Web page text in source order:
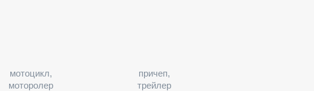
мотоцикл,
моторолер
причеп,
трейлер